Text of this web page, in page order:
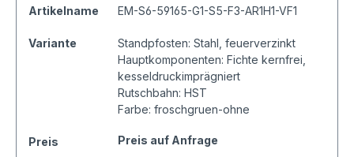
Artikelname EM-S6-59165-G1-S5-F3-AR1H1-VF1
Variante
Standpfosten: Stahl, feuerverzinkt
Hauptkomponenten: Fichte kernfrei,
kesseldruckimprägniert
Rutschbahn: HST
Farbe: froschgruen-ohne
Preis Preis auf Anfrage